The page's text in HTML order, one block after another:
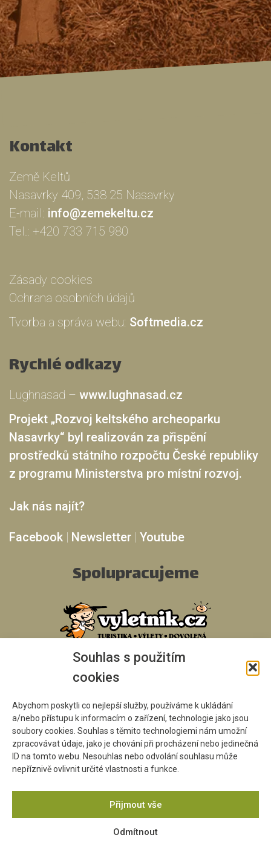
Souhlas s použitím
cookies
Abychom poskytli co nejlepší služby, používáme k ukládání
a/nebo přístupu k informacím o zařízení, technologie jako jsou
soubory cookies. Souhlas s těmito technologiemi nám umožní
zpracovávat údaje, jako je chování při procházení nebo jedinečná
ID na tomto webu. Nesouhlas nebo odvolání souhlasu může
nepříznivě ovlivnit určité vlastnosti a funkce.
Přijmout vše
Odmítnout
Kontakt
Země Keltů
Nasavrky 409, 538 25 Nasavrky
E-mail: info@zemekeltu.cz
Tel.: +420 733 715 980
Zásady cookies
Ochrana osobních údajů
Tvorba a správa webu: Softmedia.cz
Rychlé odkazy
Lughnasad – www.lughnasad.cz
Projekt „Rozvoj keltského archeoparku
Nasavrky“ byl realizován za přispění
prostředků státního rozpočtu České republiky
z programu Ministerstva pro místní rozvoj.
Jak nás najít?
Facebook | Newsletter | Youtube
Spolupracujeme